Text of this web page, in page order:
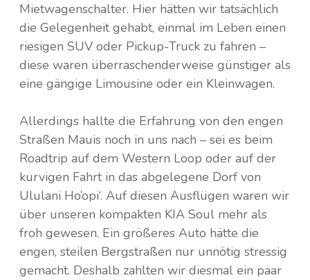
Mietwagenschalter. Hier hätten wir tatsächlich
die Gelegenheit gehabt, einmal im Leben einen
riesigen SUV oder Pickup-Truck zu fahren –
diese waren überraschenderweise günstiger als
eine gängige Limousine oder ein Kleinwagen.
Allerdings hallte die Erfahrung von den engen
Straßen Mauis noch in uns nach – sei es beim
Roadtrip auf dem Western Loop oder auf der
kurvigen Fahrt in das abgelegene Dorf von
Ululani Ho’opi‘. Auf diesen Ausflügen waren wir
über unseren kompakten KIA Soul mehr als
froh gewesen. Ein größeres Auto hätte die
engen, steilen Bergstraßen nur unnötig stressig
gemacht. Deshalb zahlten wir diesmal ein paar